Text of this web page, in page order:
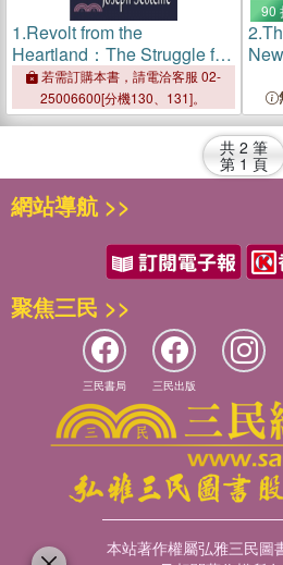
1.Revolt from the
Heartland：The Struggle for
an Authentic Conservatism
若需訂購本書，請電洽客服 02-
25006600[分機130、131]。
90
2.
共 2 筆
第 1 頁
網站導航 >>
聚焦三民 >>
三民書局 三民出版
本站著作權屬弘雅三民圖